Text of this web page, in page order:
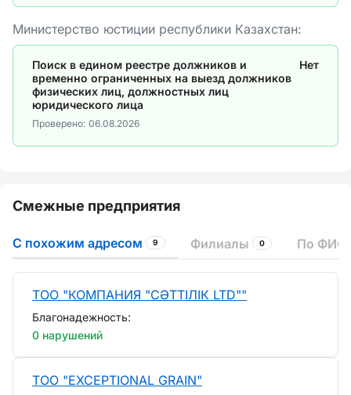
Министерство юстиции республики Казахстан:
Поиск в едином реестре должников и
временно ограниченных на выезд должников
физических лиц, должностных лиц
юридического лица
Нет
Проверено: 06.08.2026
Смежные предприятия
С похожим адресом 9 Филиалы 0 По ФИО
ТОО "КОМПАНИЯ "СӘТТІЛІК LTD""
Благонадежность:
0 нарушений
ТОО "EXCEPTIONAL GRAIN"